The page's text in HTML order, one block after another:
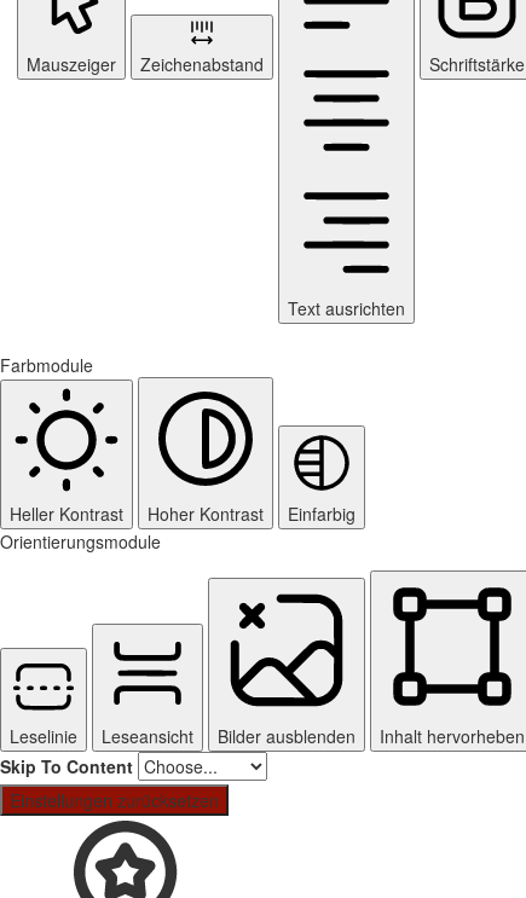
Mauszeiger Zeichenabstand
Text ausrichten
Schriftstärke
Farbmodule
Heller Kontrast Hoher Kontrast
Einfarbig
Orientierungsmodule
Leselinie Leseansicht Bilder ausblenden Inhalt hervorheben
Skip To Content
Einstellungen zurücksetzen